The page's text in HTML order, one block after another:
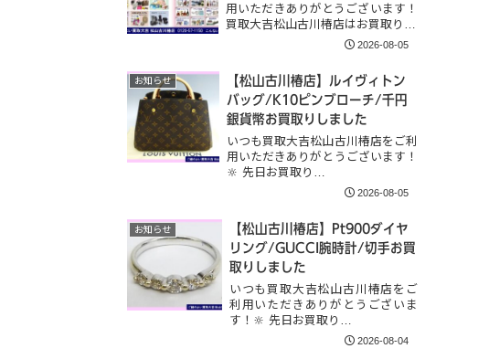
用いただきありがとうございます！
買取大吉松山古川椿店はお買取り…
2026-08-05
お知らせ
【松山古川椿店】ルイヴィトン
バッグ/K10ピンブローチ/千円
銀貨幣お買取りしました
いつも買取大吉松山古川椿店をご利
用いただきありがとうございます！
🔆 先日お買取り…
2026-08-05
お知らせ
【松山古川椿店】Pt900ダイヤ
リング/GUCCI腕時計/切手お買
取りしました
いつも買取大吉松山古川椿店をご
利用いただきありがとうございま
す！🔆 先日お買取り…
2026-08-04